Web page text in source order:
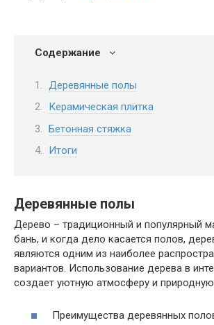
Содержание
Деревянные полы
Керамическая плитка
Бетонная стяжка
Итоги
Деревянные полы
Дерево – традиционный и популярный
бань, и когда дело касается полов,
являются одним из наиболее
вариантов. Использование дерева в
создает уютную атмосферу и природную
Преимущества деревянных